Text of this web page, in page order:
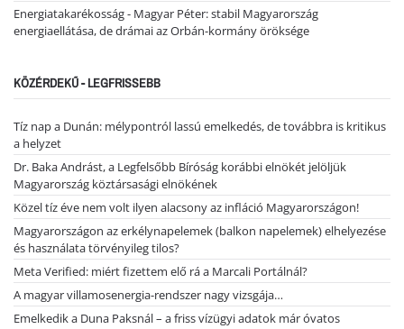
Energiatakarékosság - Magyar Péter: stabil Magyarország
energiaellátása, de drámai az Orbán-kormány öröksége
KÖZÉRDEKŰ - LEGFRISSEBB
Tíz nap a Dunán: mélypontról lassú emelkedés, de továbbra is kritikus
a helyzet
Dr. Baka Andrást, a Legfelsőbb Bíróság korábbi elnökét jelöljük
Magyarország köztársasági elnökének
Közel tíz éve nem volt ilyen alacsony az infláció Magyarországon!
Magyarországon az erkélynapelemek (balkon napelemek) elhelyezése
és használata törvényileg tilos?
Meta Verified: miért fizettem elő rá a Marcali Portálnál?
A magyar villamosenergia-rendszer nagy vizsgája…
Emelkedik a Duna Paksnál – a friss vízügyi adatok már óvatos